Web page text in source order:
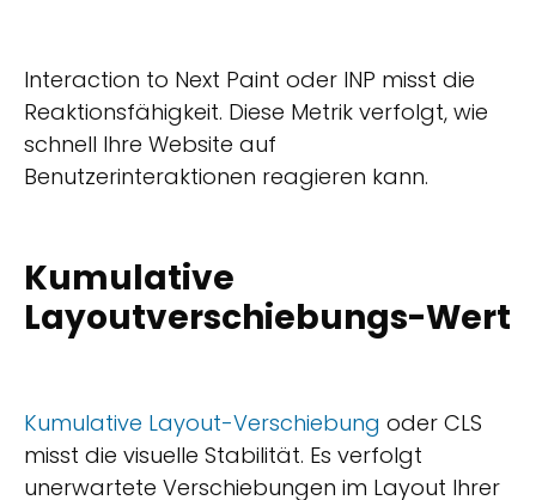
Interaction to Next Paint oder INP misst die
Reaktionsfähigkeit. Diese Metrik verfolgt, wie
schnell Ihre Website auf
Benutzerinteraktionen reagieren kann.
Kumulative
Layoutverschiebungs-Wert
Kumulative Layout-Verschiebung oder CLS
misst die visuelle Stabilität. Es verfolgt
unerwartete Verschiebungen im Layout Ihrer